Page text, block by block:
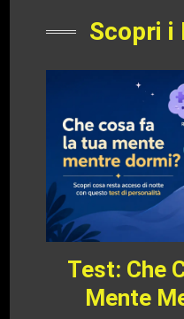
Scopri i
Test: Che
Mente